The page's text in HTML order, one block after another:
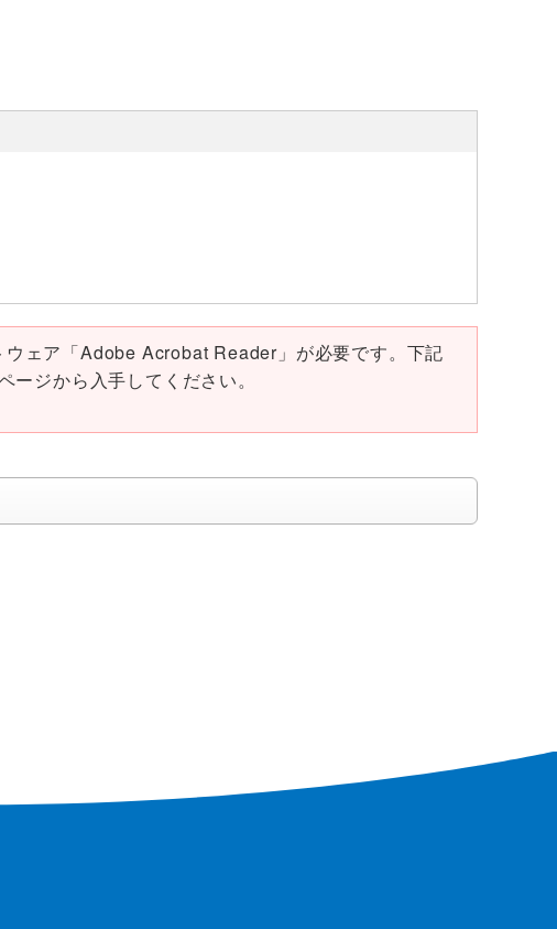
ェア「Adobe Acrobat Reader」が必要です。下記
ジから入手してください。